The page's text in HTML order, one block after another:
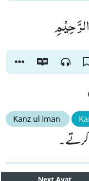
Kanz ul Iman
کرتے۔